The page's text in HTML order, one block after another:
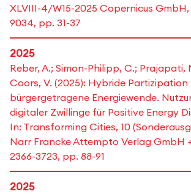
XLVIII-4/W15-2025 Copernicus GmbH,
9034, pp. 31-37
2025
Reber, A.; Simon-Philipp, C.; Prajapati,
Coors, V. (2025): Hybride Partizipation
bürgergetragene Energiewende.
digitaler Zwillinge für Positive Energy
In: Transforming Cities, 10
Narr Francke Attempto Verlag GmbH
2366-3723, pp. 88-91
2025